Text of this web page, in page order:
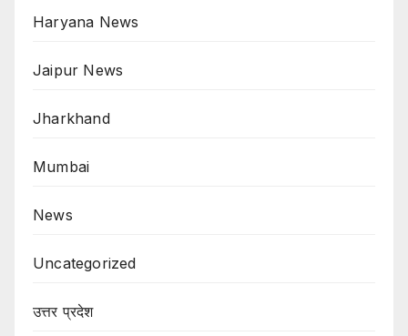
Haryana News
Jaipur News
Jharkhand
Mumbai
News
Uncategorized
उत्तर प्रदेश